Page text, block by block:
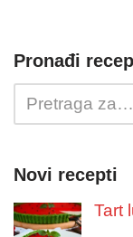
Pronađi
Novi recepti
Tart